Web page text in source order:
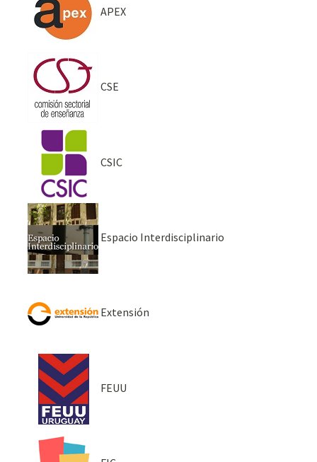
APEX
CSE
CSIC
Espacio Interdisciplinario
Extensión
FEUU